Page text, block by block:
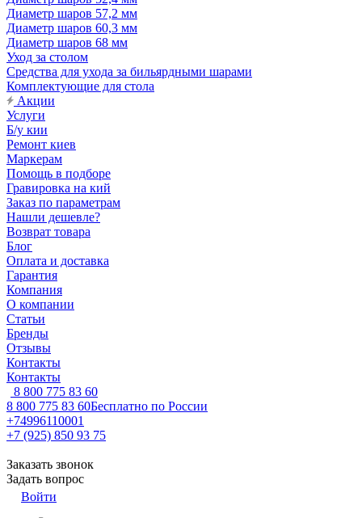
Диаметр шаров 57,2 мм
Диаметр шаров 60,3 мм
Диаметр шаров 68 мм
Уход за столом
Средства для ухода за бильярдными шарами
Комплектующие для стола
Акции
Услуги
Б/у кии
Ремонт киев
Маркерам
Помощь в подборе
Гравировка на кий
Заказ по параметрам
Нашли дешевле?
Возврат товара
Блог
Оплата и доставка
Гарантия
Компания
О компании
Статьи
Бренды
Отзывы
Контакты
Контакты
8 800 775 83 60
8 800 775 83 60Бесплатно по России
+74996110001
+7 (925) 850 93 75
Заказать звонок
Задать вопрос
Войти